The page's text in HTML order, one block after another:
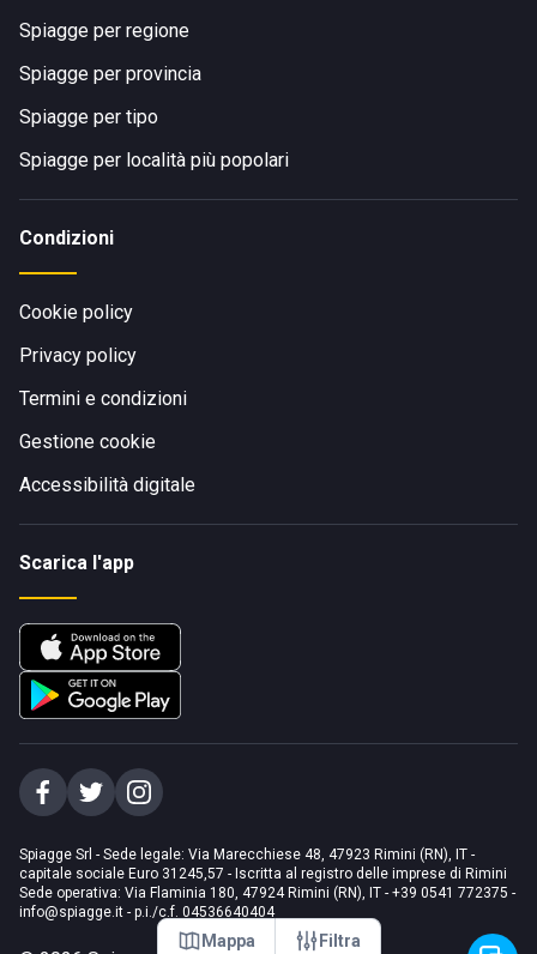
Mappa Filtra
Spiagge per regione
Spiagge per provincia
Spiagge per tipo
Spiagge per località più popolari
Condizioni
Cookie policy
Privacy policy
Termini e condizioni
Gestione cookie
Accessibilità digitale
Scarica l'app
Spiagge Srl - Sede legale: Via Marecchiese 48, 47923 Rimini (RN), IT -
capitale sociale Euro 31245,57 - Iscritta al registro delle imprese di Rimini
Sede operativa: Via Flaminia 180, 47924 Rimini (RN), IT - +39 0541 772375 -
info@spiagge.it - p.i./c.f. 04536640404